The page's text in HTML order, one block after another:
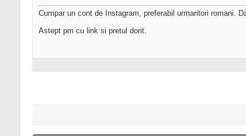
Cumpar un cont de Instagram, preferabil urmaritori romani.
Astept pm cu link si pretul dorit.